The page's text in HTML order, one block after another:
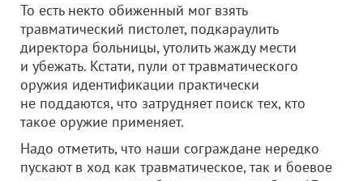
То есть некто обиженный мог взять
травматический пистолет, подкараулить
директора больницы, утолить жажду мести
и убежать. Кстати, пули от травматического
оружия идентификации практически
не поддаются, что затрудняет поиск тех, кто
такое оружие применяет.
Надо отметить, что наши сограждане нередко
пускают в ход как травматическое, так и боевое